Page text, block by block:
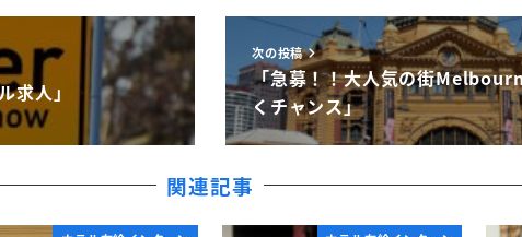
人」
次の投稿
「急募！！大人気の街
くチャンス」
関連記事